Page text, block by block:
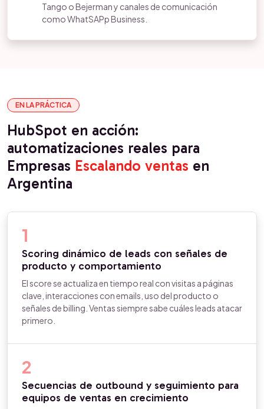
Tango o Bejerman y canales de comunicación
como WhatSAPp Business.
EN LA PRÁCTICA
HubSpot en acción:
automatizaciones reales para
Empresas Escalando ventas en
Argentina
1
Scoring dinámico de leads con señales de
producto y comportamiento
El score se actualiza en tiempo real con visitas a páginas
clave, interacciones con emails, uso del producto o
señales de billing. Ventas siempre sabe cuáles leads atacar
primero.
2
Secuencias de outbound y seguimiento para
equipos de ventas en crecimiento